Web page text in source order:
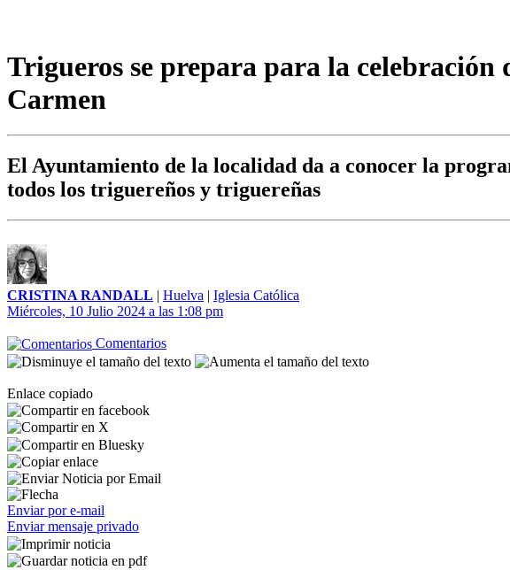
Trigueros se prepara para la celebración
Carmen
El Ayuntamiento de la localidad da a conocer la
todos los triguereños y triguereñas
CRISTINA RANDALL | Huelva | Iglesia Católica
Miércoles, 10 Julio 2024 a las 1:08 pm
Comentarios
Enlace copiado
Enviar por e-mail
Enviar mensaje privado